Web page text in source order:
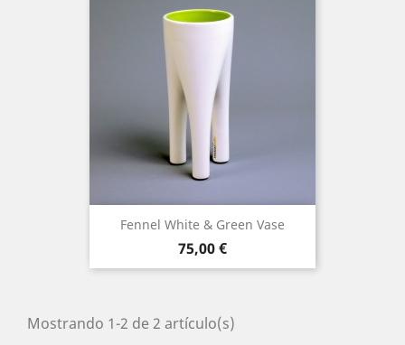
Fennel White & Green Vase
Precio
75,00 €
Mostrando 1-2 de 2 artículo(s)